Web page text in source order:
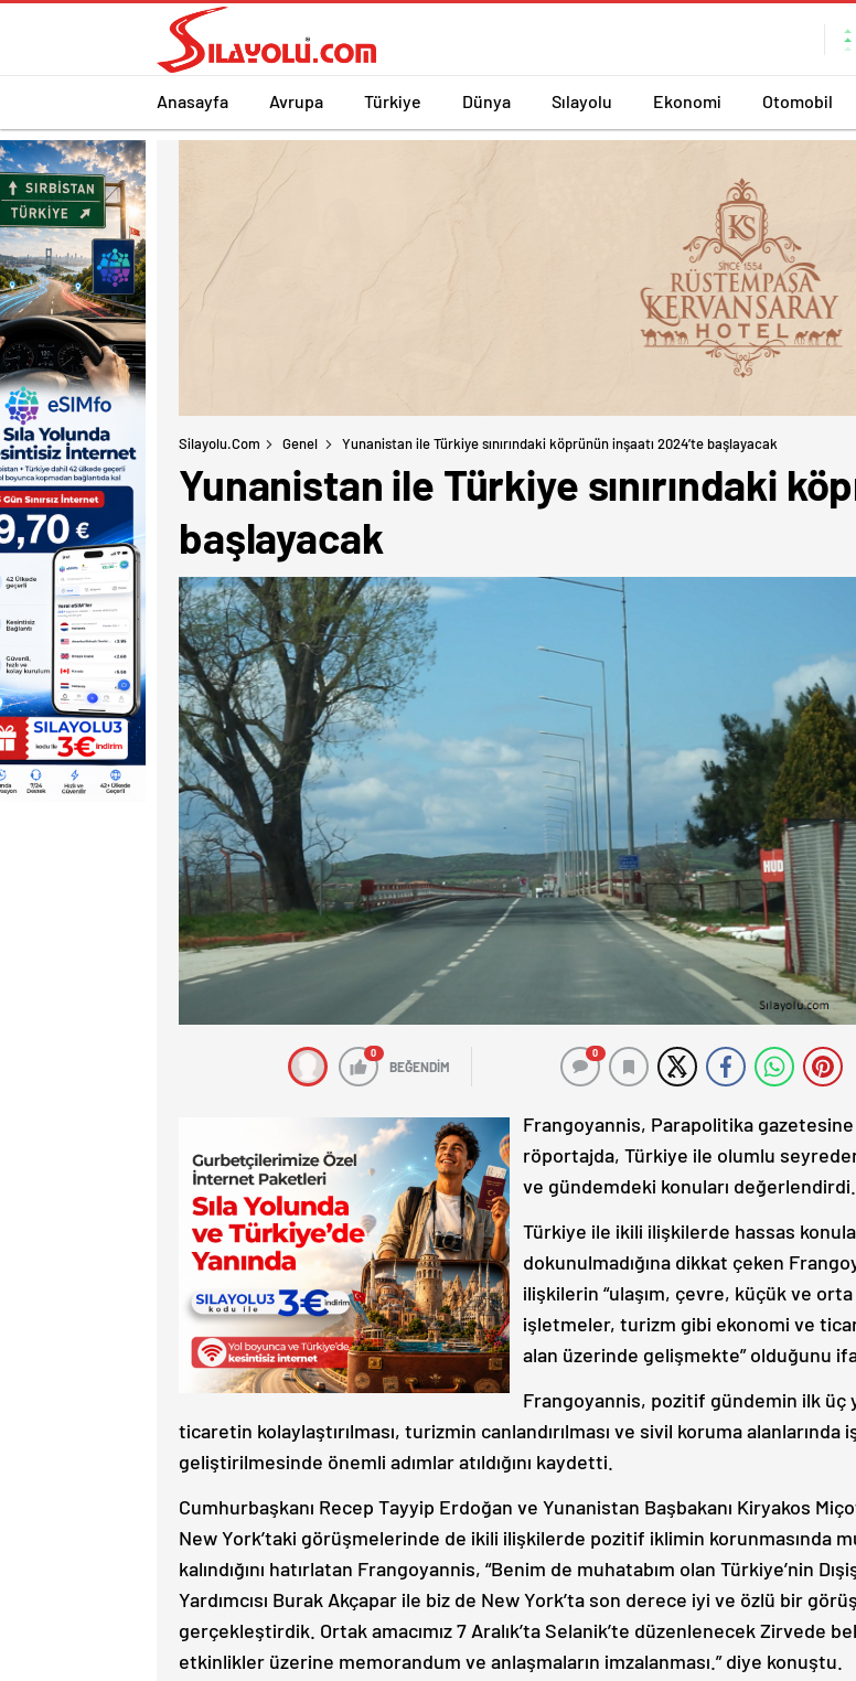
Anasayfa Avrupa Türkiye Dünya Sılayolu Ekonomi Otomobil
Silayolu.com Genel Yunanistan ile Türkiye sınırındaki köprünün inşaatı 2024’te başlayacak
Yunanistan ile Türkiye sınırındaki
başlayacak
0
BEĞENDİM
0
Frangoyannis, Parapolitika
röportajda, Türkiye ile olumlu
ve gündemdeki konuları değerlendirdi.
Türkiye ile ikili ilişkilerde hassas
dokunulmadığına dikkat çeken
ilişkilerin “ulaşım, çevre, küçük ve
işletmeler, turizm gibi ekonomi ve
alan üzerinde gelişmekte” olduğunu
Frangoyannis, pozitif gündemin ilk üç
ticaretin kolaylaştırılması, turizmin canlandırılması ve sivil koruma alanlarında
geliştirilmesinde önemli adımlar atıldığını kaydetti.
Cumhurbaşkanı Recep Tayyip Erdoğan ve Yunanistan Başbakanı Kiryakos
New York’taki görüşmelerinde de ikili ilişkilerde pozitif iklimin korunmasında
kalındığını hatırlatan Frangoyannis, “Benim de muhatabım olan Türkiye’nin
Yardımcısı Burak Akçapar ile biz de New York’ta son derece iyi ve özlü bir
gerçekleştirdik. Ortak amacımız 7 Aralık’ta Selanik’te düzenlenecek Zirvede
etkinlikler üzerine memorandum ve anlaşmaların imzalanması.” diye konuştu.